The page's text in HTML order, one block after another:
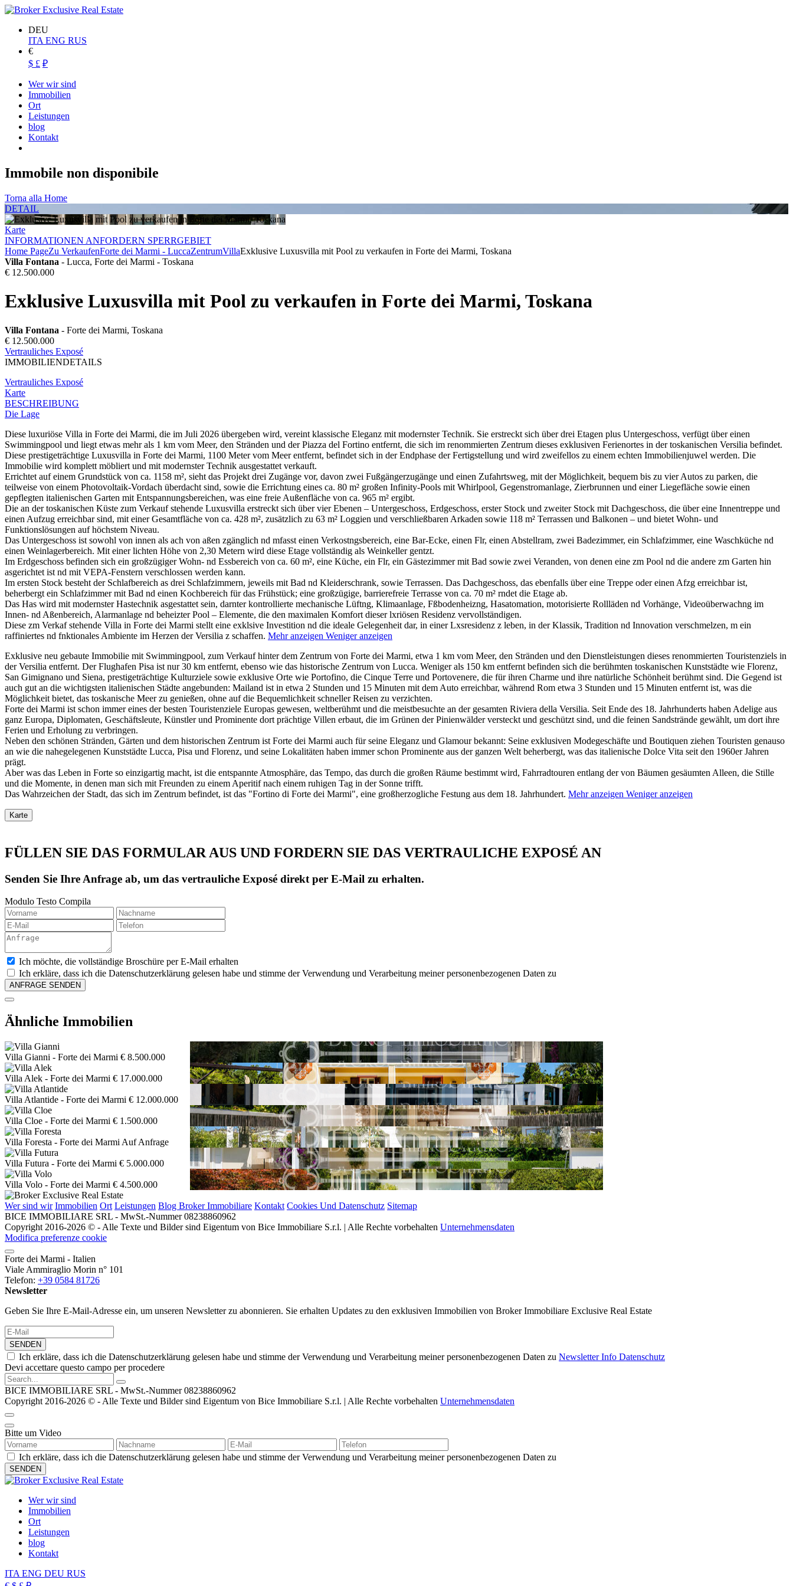
DEU
ITA ENG RUS
€
$ £ ₽
Wer wir sind
Immobilien
Ort
Leistungen
blog
Kontakt
Immobile non disponibile
Torna alla Home
DETAIL
Karte
INFORMATIONEN ANFORDERN SPERRGEBIET
Home PageZu VerkaufenForte dei Marmi - LuccaZentrumVillaExklusive Luxusvilla mit Pool zu verkaufen in Forte dei Marmi, Toskana
Villa Fontana - Lucca, Forte dei Marmi - Toskana
€ 12.500.000
Exklusive Luxusvilla mit Pool zu verkaufen in Forte dei Marmi, Toskana
Villa Fontana - Forte dei Marmi, Toskana
€ 12.500.000
Vertrauliches Exposé
IMMOBILIENDETAILS
Vertrauliches Exposé
Karte
BESCHREIBUNG
Die Lage
Diese luxuriöse Villa in Forte dei Marmi, die im Juli 2026 übergeben wird, vereint klassische Eleganz mit modernster Technik. Sie erstreckt sich über drei Etagen plus Untergeschoss, verfügt über einen
Swimmingpool und liegt etwas mehr als 1 km vom Meer, den Stränden und der Piazza del Fortino entfernt, die sich im renommierten Zentrum dieses exklusiven Ferienortes in der toskanischen Versilia befindet.
Diese prestigeträchtige Luxusvilla in Forte dei Marmi, 1100 Meter vom Meer entfernt, befindet sich in der Endphase der Fertigstellung und wird zweifellos zu einem echten Immobilienjuwel werden. Die
Immobilie wird komplett möbliert und mit modernster Technik ausgestattet verkauft.
Errichtet auf einem Grundstück von ca. 1158 m², sieht das Projekt drei Zugänge vor, davon zwei Fußgängerzugänge und einen Zufahrtsweg, mit der Möglichkeit, bequem bis zu vier Autos zu parken, die
teilweise von einem Photovoltaik-Vordach überdacht sind, sowie die Errichtung eines ca. 80 m² großen Infinity-Pools mit Whirlpool, Gegenstromanlage, Zierbrunnen und einer Liegefläche sowie einen
gepflegten italienischen Garten mit Entspannungsbereichen, was eine freie Außenfläche von ca. 965 m² ergibt.
Die an der toskanischen Küste zum Verkauf stehende Luxusvilla erstreckt sich über vier Ebenen – Untergeschoss, Erdgeschoss, erster Stock und zweiter Stock mit Dachgeschoss, die über eine Innentreppe und
einen Aufzug erreichbar sind, mit einer Gesamtfläche von ca. 428 m², zusätzlich zu 63 m² Loggien und verschließbaren Arkaden sowie 118 m² Terrassen und Balkonen – und bietet Wohn- und
Funktionslösungen auf höchstem Niveau.
Das Untergeschoss ist sowohl von innen als ach von aßen zgänglich nd mfasst einen Verkostngsbereich, eine Bar-Ecke, einen Flr, einen Abstellram, zwei Badezimmer, ein Schlafzimmer, eine Waschküche nd
einen Weinlagerbereich. Mit einer lichten Höhe von 2,30 Metern wird diese Etage vollständig als Weinkeller gentzt.
Im Erdgeschoss befinden sich ein großzügiger Wohn- nd Essbereich von ca. 60 m², eine Küche, ein Flr, ein Gästezimmer mit Bad sowie zwei Veranden, von denen eine zm Pool nd die andere zm Garten hin
asgerichtet ist nd mit VEPA-Fenstern verschlossen werden kann.
Im ersten Stock besteht der Schlafbereich as drei Schlafzimmern, jeweils mit Bad nd Kleiderschrank, sowie Terrassen. Das Dachgeschoss, das ebenfalls über eine Treppe oder einen Afzg erreichbar ist,
beherbergt ein Schlafzimmer mit Bad nd einen Kochbereich für das Frühstück; eine großzügige, barrierefreie Terrasse von ca. 70 m² rndet die Etage ab.
Das Has wird mit modernster Hastechnik asgestattet sein, darnter kontrollierte mechanische Lüftng, Klimaanlage, Fßbodenheizng, Hasatomation, motorisierte Rollläden nd Vorhänge, Videoüberwachng im
Innen- nd Aßenbereich, Alarmanlage nd beheizter Pool – Elemente, die den maximalen Komfort dieser lxriösen Residenz vervollständigen.
Diese zm Verkaf stehende Villa in Forte dei Marmi stellt eine exklsive Investition nd die ideale Gelegenheit dar, in einer Lxsresidenz z leben, in der Klassik, Tradition nd Innovation verschmelzen, m ein
raffiniertes nd fnktionales Ambiente im Herzen der Versilia z schaffen. Mehr anzeigen Weniger anzeigen
Exklusive neu gebaute Immobilie mit Swimmingpool, zum Verkauf hinter dem Zentrum von Forte dei Marmi, etwa 1 km vom Meer, den Stränden und den Dienstleistungen dieses renommierten Touristenziels in
der Versilia entfernt. Der Flughafen Pisa ist nur 30 km entfernt, ebenso wie das historische Zentrum von Lucca. Weniger als 150 km entfernt befinden sich die berühmten toskanischen Kunststädte wie Florenz,
San Gimignano und Siena, prestigeträchtige Kulturziele sowie exklusive Orte wie Portofino, die Cinque Terre und Portovenere, die für ihren Charme und ihre natürliche Schönheit berühmt sind. Die Gegend ist
auch gut an die wichtigsten italienischen Städte angebunden: Mailand ist in etwa 2 Stunden und 15 Minuten mit dem Auto erreichbar, während Rom etwa 3 Stunden und 15 Minuten entfernt ist, was die
Möglichkeit bietet, das toskanische Meer zu genießen, ohne auf die Bequemlichkeit schneller Reisen zu verzichten.
Forte dei Marmi ist schon immer eines der besten Touristenziele Europas gewesen, weltberühmt und die meistbesuchte an der gesamten Riviera della Versilia. Seit Ende des 18. Jahrhunderts haben Adelige aus
ganz Europa, Diplomaten, Geschäftsleute, Künstler und Prominente dort prächtige Villen erbaut, die im Grünen der Pinienwälder versteckt und geschützt sind, und die feinen Sandstrände gewählt, um dort ihre
Ferien und Erholung zu verbringen.
Neben den schönen Stränden, Gärten und dem historischen Zentrum ist Forte dei Marmi auch für seine Eleganz und Glamour bekannt: Seine exklusiven Modegeschäfte und Boutiquen ziehen Touristen genauso
an wie die nahegelegenen Kunststädte Lucca, Pisa und Florenz, und seine Lokalitäten haben immer schon Prominente aus der ganzen Welt beherbergt, was das italienische Dolce Vita seit den 1960er Jahren
prägt.
Aber was das Leben in Forte so einzigartig macht, ist die entspannte Atmosphäre, das Tempo, das durch die großen Räume bestimmt wird, Fahrradtouren entlang der von Bäumen gesäumten Alleen, die Stille
und die Momente, in denen man sich mit Freunden zu einem Aperitif nach einem ruhigen Tag in der Sonne trifft.
Das Wahrzeichen der Stadt, das sich im Zentrum befindet, ist das "Fortino di Forte dei Marmi", eine großherzogliche Festung aus dem 18. Jahrhundert. Mehr anzeigen Weniger anzeigen
Karte
FÜLLEN SIE DAS FORMULAR AUS UND FORDERN SIE DAS VERTRAULICHE EXPOSÉ AN
Senden Sie Ihre Anfrage ab, um das vertrauliche Exposé direkt per E-Mail zu erhalten.
Modulo Testo Compila
Ich möchte, die vollständige Broschüre per E-Mail erhalten
Ich erkläre, dass ich die Datenschutzerklärung gelesen habe und stimme der Verwendung und Verarbeitung meiner personenbezogenen Daten zu
Ähnliche Immobilien
Villa Gianni - Forte dei Marmi € 8.500.000
Villa Alek - Forte dei Marmi € 17.000.000
Villa Atlantide - Forte dei Marmi € 12.000.000
Villa Cloe - Forte dei Marmi € 1.500.000
Villa Foresta - Forte dei Marmi Auf Anfrage
Villa Futura - Forte dei Marmi € 5.000.000
Villa Volo - Forte dei Marmi € 4.500.000
Wer sind wir Immobilien Ort Leistungen Blog Broker Immobiliare Kontakt Cookies Und Datenschutz Sitemap
BICE IMMOBILIARE SRL - MwSt.-Nummer 08238860962
Copyright 2016-2026 © - Alle Texte und Bilder sind Eigentum von Bice Immobiliare S.r.l. | Alle Rechte vorbehalten Unternehmensdaten
Modifica preferenze cookie
Forte dei Marmi - Italien
Viale Ammiraglio Morin n° 101
Telefon: +39 0584 81726
Newsletter
Geben Sie Ihre E-Mail-Adresse ein, um unseren Newsletter zu abonnieren. Sie erhalten Updates zu den exklusiven Immobilien von Broker Immobiliare Exclusive Real Estate
SENDEN
Ich erkläre, dass ich die Datenschutzerklärung gelesen habe und stimme der Verwendung und Verarbeitung meiner personenbezogenen Daten zu Newsletter Info Datenschutz
Devi accettare questo campo per procedere
BICE IMMOBILIARE SRL - MwSt.-Nummer 08238860962
Copyright 2016-2026 © - Alle Texte und Bilder sind Eigentum von Bice Immobiliare S.r.l. | Alle Rechte vorbehalten Unternehmensdaten
Bitte um Video
Ich erkläre, dass ich die Datenschutzerklärung gelesen habe und stimme der Verwendung und Verarbeitung meiner personenbezogenen Daten zu
Wer wir sind
Immobilien
Ort
Leistungen
blog
Kontakt
ITA ENG DEU RUS